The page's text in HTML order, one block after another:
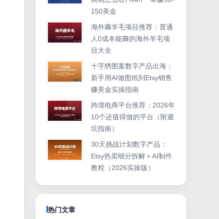
150美金
海外薅羊毛项目推荐：普通
人0成本能薅的海外羊毛项
目大全
十字绣图案数字产品出海：
新手用AI做图纸到Etsy销售
赚美金实操指南
跨境电商平台推荐：2026年
10个还值得做的平台（附避
坑指南）
30天挑战计划数字产品：
Etsy热卖细分拆解＋AI制作
教程（2026实操版）
热门文章